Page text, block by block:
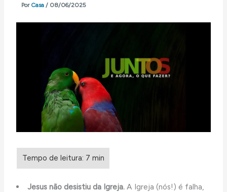
Por Casa/ 08/06/2025
Jesus não desistiu da Igreja.A Igreja (nós!) é falha,